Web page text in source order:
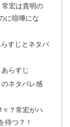
宏は貴明の
に喧嘩にな
すじとネタバ
らすじ
ネタバレ感
？常宏がハ
待つ？！